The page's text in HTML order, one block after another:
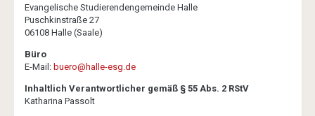
Evangelische Studierendengemeinde Halle
Puschkinstraße 27
06108 Halle (Saale)
Büro
E-Mail: buero@halle-esg.de
Inhaltlich Verantwortlicher gemäß § 55 Abs. 2 RStV
Katharina Passolt